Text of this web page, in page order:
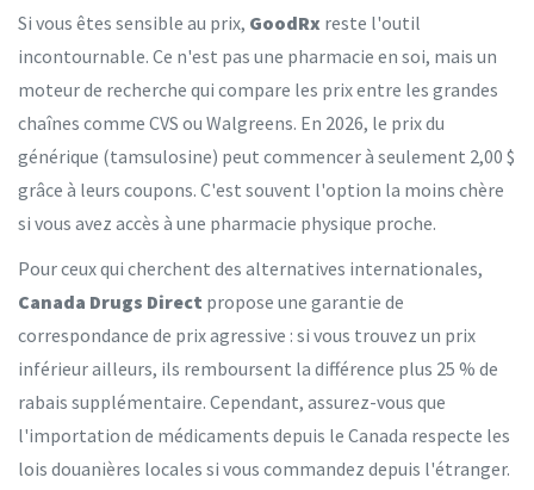
Si vous êtes sensible au prix, GoodRx reste l'outil
incontournable. Ce n'est pas une pharmacie en soi, mais un
moteur de recherche qui compare les prix entre les grandes
chaînes comme CVS ou Walgreens. En 2026, le prix du
générique (tamsulosine) peut commencer à seulement 2,00 $
grâce à leurs coupons. C'est souvent l'option la moins chère
si vous avez accès à une pharmacie physique proche.
Pour ceux qui cherchent des alternatives internationales,
Canada Drugs Direct propose une garantie de
correspondance de prix agressive : si vous trouvez un prix
inférieur ailleurs, ils remboursent la différence plus 25 % de
rabais supplémentaire. Cependant, assurez-vous que
l'importation de médicaments depuis le Canada respecte les
lois douanières locales si vous commandez depuis l'étranger.